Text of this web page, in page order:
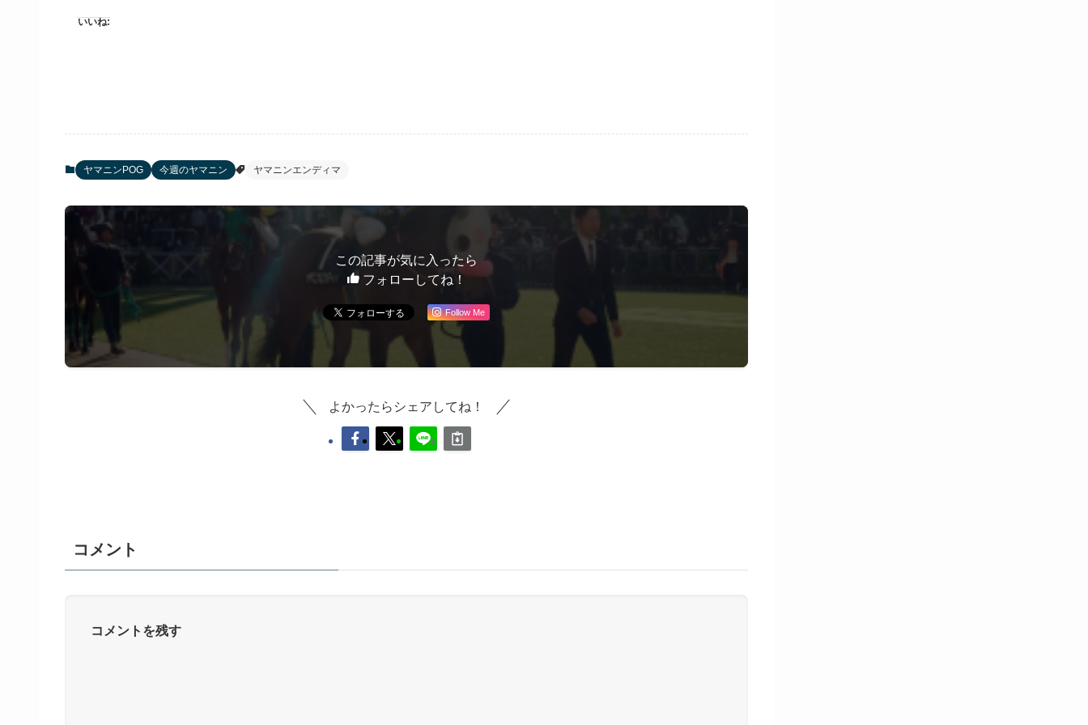
いいね:
ヤマニンPOG 今週のヤマニン ヤマニンエンディマ
この記事が気に入ったら
フォローしてね！
Follow Me
よかったらシェアしてね！
コメント
コメントを残す